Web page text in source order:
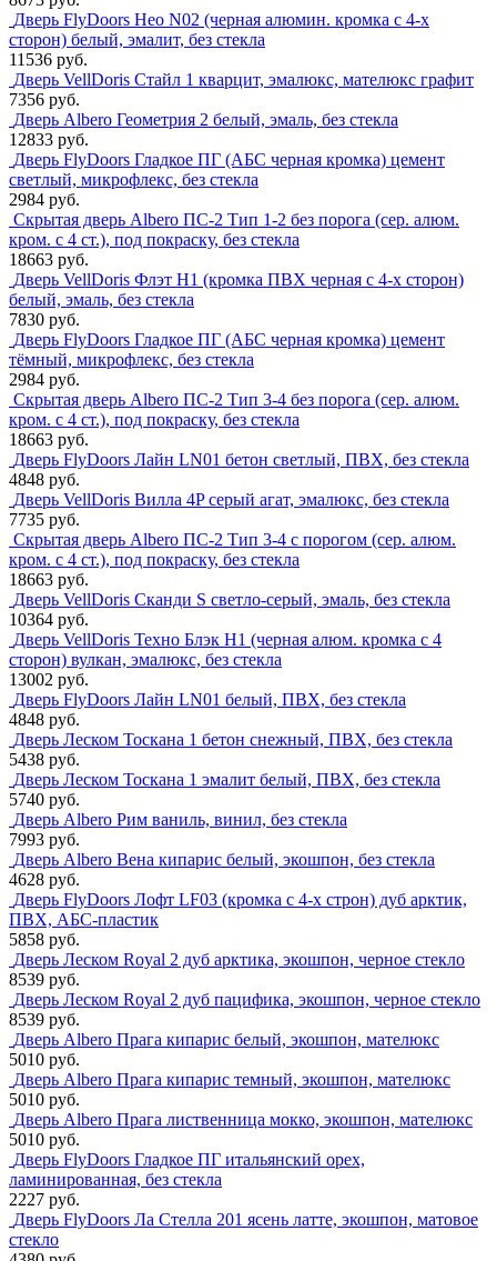
Дверь FlyDoors Нео N02 (черная алюмин. кромка с 4-х
сторон) белый, эмалит, без стекла
11536 руб.
Дверь VellDoris Стайл 1 кварцит, эмалюкс, мателюкс графит
7356 руб.
Дверь Albero Геометрия 2 белый, эмаль, без стекла
12833 руб.
Дверь FlyDoors Гладкое ПГ (АБС черная кромка) цемент
светлый, микрофлекс, без стекла
2984 руб.
Скрытая дверь Albero ПС-2 Тип 1-2 без порога (сер. алюм.
кром. с 4 ст.), под покраску, без стекла
18663 руб.
Дверь VellDoris Флэт H1 (кромка ПВХ черная с 4-х сторон)
белый, эмаль, без стекла
7830 руб.
Дверь FlyDoors Гладкое ПГ (АБС черная кромка) цемент
тёмный, микрофлекс, без стекла
2984 руб.
Скрытая дверь Albero ПС-2 Тип 3-4 без порога (сер. алюм.
кром. с 4 ст.), под покраску, без стекла
18663 руб.
Дверь FlyDoors Лайн LN01 бетон светлый, ПВХ, без стекла
4848 руб.
Дверь VellDoris Вилла 4P серый агат, эмалюкс, без стекла
7735 руб.
Скрытая дверь Albero ПС-2 Тип 3-4 с порогом (сер. алюм.
кром. с 4 ст.), под покраску, без стекла
18663 руб.
Дверь VellDoris Сканди S светло-серый, эмаль, без стекла
10364 руб.
Дверь VellDoris Техно Блэк H1 (черная алюм. кромка с 4
сторон) вулкан, эмалюкс, без стекла
13002 руб.
Дверь FlyDoors Лайн LN01 белый, ПВХ, без стекла
4848 руб.
Дверь Леском Тоскана 1 бетон снежный, ПВХ, без стекла
5438 руб.
Дверь Леском Тоскана 1 эмалит белый, ПВХ, без стекла
5740 руб.
Дверь Albero Рим ваниль, винил, без стекла
7993 руб.
Дверь Albero Вена кипарис белый, экошпон, без стекла
4628 руб.
Дверь FlyDoors Лофт LF03 (кромка с 4-х строн) дуб арктик,
ПВХ, АБС-пластик
5858 руб.
Дверь Леском Royal 2 дуб арктика, экошпон, черное стекло
8539 руб.
Дверь Леском Royal 2 дуб пацифика, экошпон, черное стекло
8539 руб.
Дверь Albero Прага кипарис белый, экошпон, мателюкс
5010 руб.
Дверь Albero Прага кипарис темный, экошпон, мателюкс
5010 руб.
Дверь Albero Прага лиственница мокко, экошпон, мателюкс
5010 руб.
Дверь FlyDoors Гладкое ПГ итальянский орех,
ламинированная, без стекла
2227 руб.
Дверь FlyDoors Ла Стелла 201 ясень латте, экошпон, матовое
стекло